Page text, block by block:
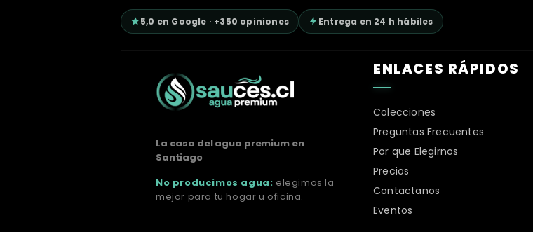
5,0 en Google · +350 opiniones Entrega en 24 h hábiles
La casa del agua premium en
Santiago
No producimos agua: elegimos la
mejor para tu hogar u oficina.
ENLACES RÁPIDOS
Colecciones
Preguntas Frecuentes
Por que Elegirnos
Precios
Contactanos
Eventos